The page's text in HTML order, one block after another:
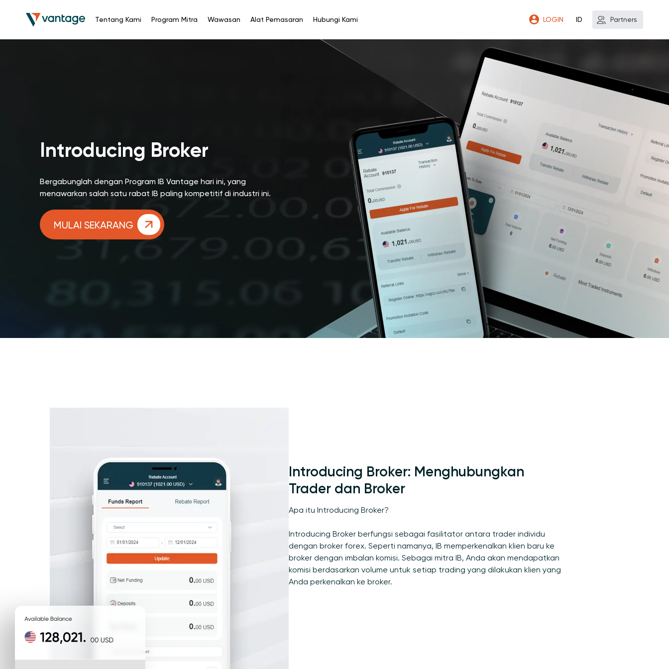
Tentang Kami Program Mitra Wawasan Alat Pemasaran Hubungi Kami LOGIN ID Partners
Introducing Broker
Bergabunglah dengan Program IB Vantage hari ini, yang
menawarkan salah satu rabat IB paling kompetitif di industri ini.
MULAI SEKARANG
Introducing Broker: Menghubungkan
Trader dan Broker
Apa itu Introducing Broker?
Introducing Broker berfungsi sebagai fasilitator antara trader individu
dengan broker forex. Seperti namanya, IB memperkenalkan klien baru ke
broker dengan imbalan komisi. Sebagai mitra IB, Anda akan mendapatkan
komisi berdasarkan volume untuk setiap trading yang dilakukan klien yang
Anda perkenalkan ke broker.